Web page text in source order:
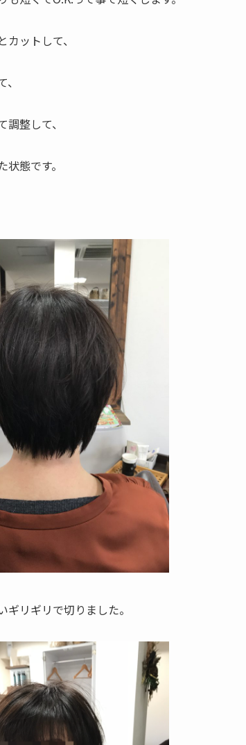
カットして、
整して、
態です。
ギリギリで切りました。